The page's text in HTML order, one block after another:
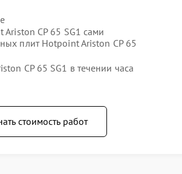
CP 65 SG1 сами
плит Hotpoint Ariston CP 65
CP 65 SG1 в течении часа
стоимость работ